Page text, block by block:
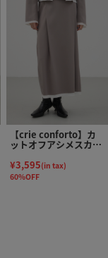
【crie conforto】カ
ットオフアシメスカー
ト
¥3,595(in tax)
60%OFF